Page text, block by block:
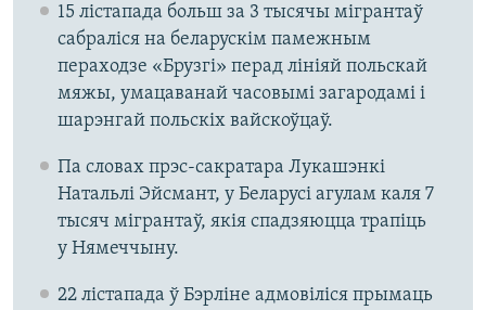
15 лістапада больш за 3 тысячы мігрантаў
сабраліся на беларускім памежным
пераходзе «Брузгі» перад лініяй польскай
мяжы, умацаванай часовымі загародамі і
шарэнгай польскіх вайскоўцаў.
Па словах прэс-сакратара Лукашэнкі
Натальлі Эйсмант, у Беларусі агулам каля 7
тысяч мігрантаў, якія спадзяюцца трапіць
у Нямеччыну.
22 лістапада ў Бэрліне адмовіліся прымаць